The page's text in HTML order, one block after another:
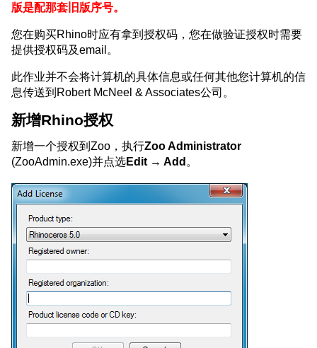
版是配那套旧版序号。
您在购买Rhino时应有拿到授权码，您在做验证授权时需要
提供授权码及email。
此作业并不会将计算机的具体信息或任何其他您计算机的信
息传送到Robert McNeel & Associates公司。
新增Rhino授权
新增一个授权到Zoo，执行Zoo Administrator
(ZooAdmin.exe)并点选Edit → Add 。